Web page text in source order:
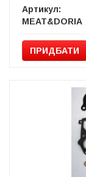
Артикул:
MEAT&DORIA
ПРИДБАТИ